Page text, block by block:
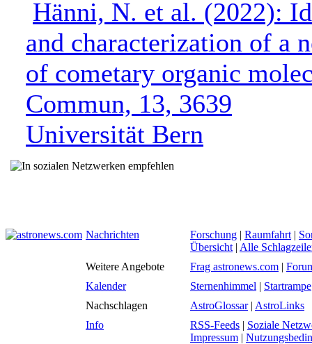
Hänni, N. et al. (2022):
and characterization of a
of cometary organic
Commun, 13, 3639
Universität Bern
Nachrichten Forschung | Raumfahrt |
Übersicht | Alle
Weitere Angebote
Frag astronews.com |
Kalender
Sternenhimmel | Startrampe
Nachschlagen
AstroGlossar| AstroLinks
Info
RSS-Feeds | Soziale
Impressum |